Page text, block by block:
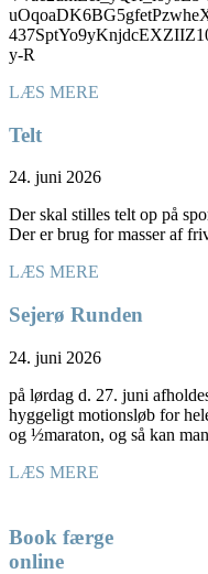
y-R
LÆS MERE
Telt
24. juni 2026
Der skal stilles telt op på
Der er brug for masser af
LÆS MERE
Sejerø Runden
24. juni 2026
på lørdag d. 27. juni
hyggeligt motionsløb for
og ½maraton, og så kan man
LÆS MERE
Book færge
online